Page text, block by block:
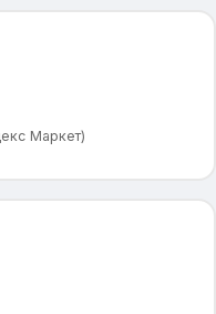
Маркет)